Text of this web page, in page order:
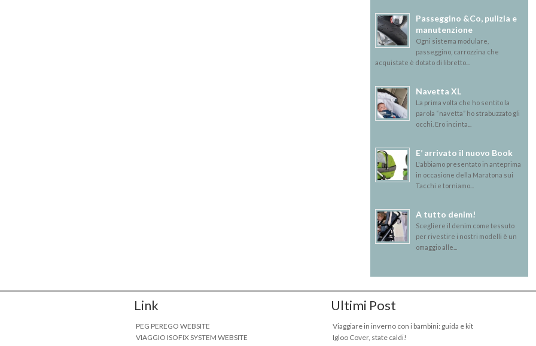
Passeggino &Co, pulizia e
manutenzione
Ogni sistema modulare,
passeggino, carrozzina che
acquistate è dotato di libretto...
Navetta XL
La prima volta che ho sentito la
parola “navetta” ho strabuzzato gli
occhi. Ero incinta...
E’ arrivato il nuovo Book
L'abbiamo presentato in anteprima
in occasione della Maratona sui
Tacchi e torniamo...
A tutto denim!
Scegliere il denim come tessuto
per rivestire i nostri modelli è un
omaggio alle...
Link
PEG PEREGO WEBSITE
VIAGGIO ISOFIX SYSTEM WEBSITE
Ultimi Post
Viaggiare in inverno con i bambini: guida e kit
Igloo Cover, state caldi!